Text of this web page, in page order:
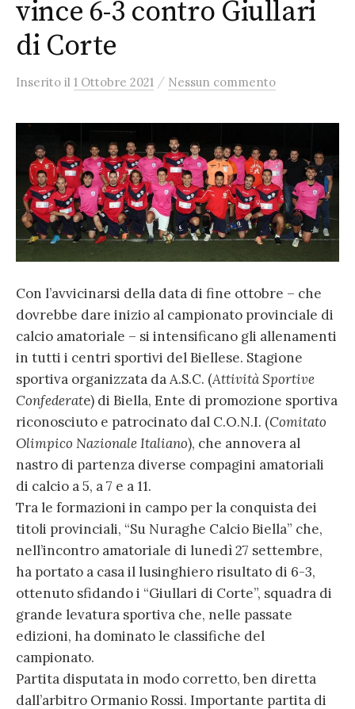
vince 6-3 contro Giullari
di Corte
Inserito il 1 Ottobre 2021 / Nessun commento
Con l’avvicinarsi della data di fine ottobre – che
dovrebbe dare inizio al campionato provinciale di
calcio amatoriale – si intensificano gli allenamenti
in tutti i centri sportivi del Biellese. Stagione
sportiva organizzata da A.S.C. (Attività Sportive
Confederate) di Biella, Ente di promozione sportiva
riconosciuto e patrocinato dal C.O.N.I. (Comitato
Olimpico Nazionale Italiano), che annovera al
nastro di partenza diverse compagini amatoriali
di calcio a 5, a 7 e a 11.
Tra le formazioni in campo per la conquista dei
titoli provinciali, “Su Nuraghe Calcio Biella” che,
nell’incontro amatoriale di lunedì 27 settembre,
ha portato a casa il lusinghiero risultato di 6-3,
ottenuto sfidando i “Giullari di Corte”, squadra di
grande levatura sportiva che, nelle passate
edizioni, ha dominato le classifiche del
campionato.
Partita disputata in modo corretto, ben diretta
dall’arbitro Ormanio Rossi. Importante partita di